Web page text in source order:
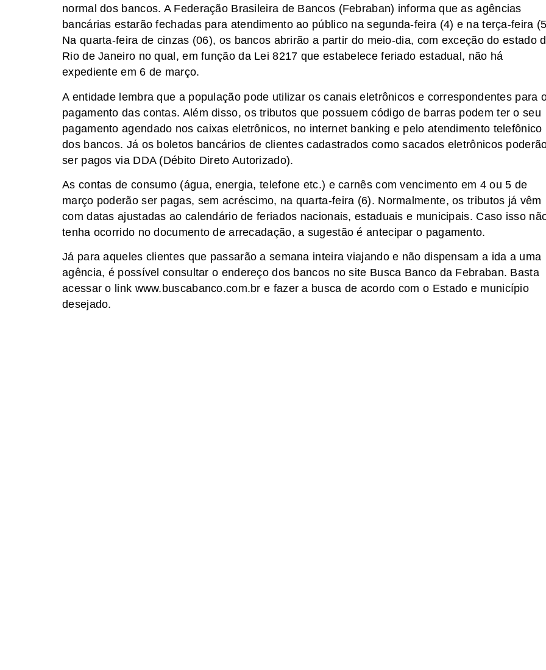
normal dos bancos. A Federação Brasileira de Bancos (Febraban) informa que as agências
bancárias estarão fechadas para atendimento ao público na segunda-feira (4) e na terça-feira
Na quarta-feira de cinzas (06), os bancos abrirão a partir do meio-dia, com exceção do estado
Rio de Janeiro no qual, em função da Lei 8217 que estabelece feriado estadual, não há
expediente em 6 de março.
A entidade lembra que a população pode utilizar os canais eletrônicos e correspondentes para
pagamento das contas. Além disso, os tributos que possuem código de barras podem ter o seu
pagamento agendado nos caixas eletrônicos, no internet banking e pelo atendimento telefônico
dos bancos. Já os boletos bancários de clientes cadastrados como sacados eletrônicos
ser pagos via DDA (Débito Direto Autorizado).
As contas de consumo (água, energia, telefone etc.) e carnês com vencimento em 4 ou 5 de
março poderão ser pagas, sem acréscimo, na quarta-feira (6). Normalmente, os tributos já vêm
com datas ajustadas ao calendário de feriados nacionais, estaduais e municipais. Caso isso
tenha ocorrido no documento de arrecadação, a sugestão é antecipar o pagamento.
Já para aqueles clientes que passarão a semana inteira viajando e não dispensam a ida a uma
agência, é possível consultar o endereço dos bancos no site Busca Banco da Febraban. Basta
acessar o link www.buscabanco.com.br e fazer a busca de acordo com o Estado e município
desejado.